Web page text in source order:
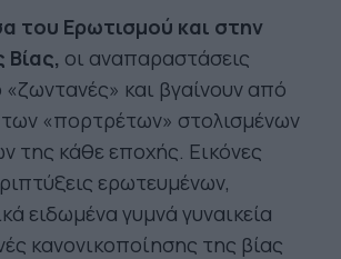
του Ερωτισμού και στην
οι αναπαραστάσεις
«ζωντανές» και βγαίνουν από
των «πορτρέτων» στολισμένων
της κάθε εποχής. Εικόνες
ερωτευμένων,
ειδωμένα γυμνά γυναικεία
κανονικοποίησης της βίας